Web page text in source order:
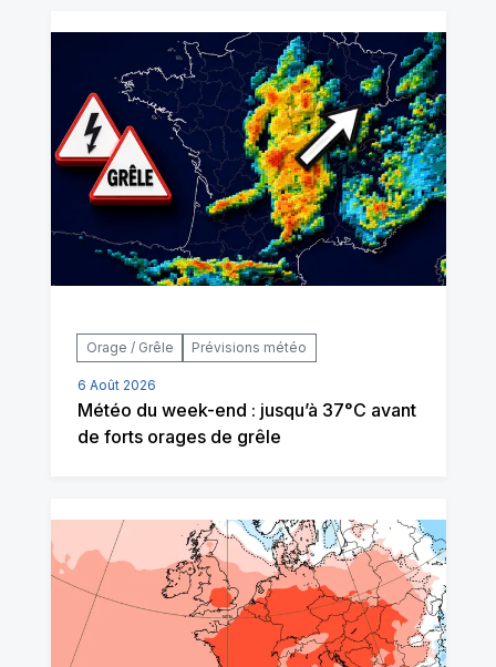
Orage / Grêle Prévisions météo
6 Août 2026
Météo du week-end : jusqu’à 37°C avant
de forts orages de grêle